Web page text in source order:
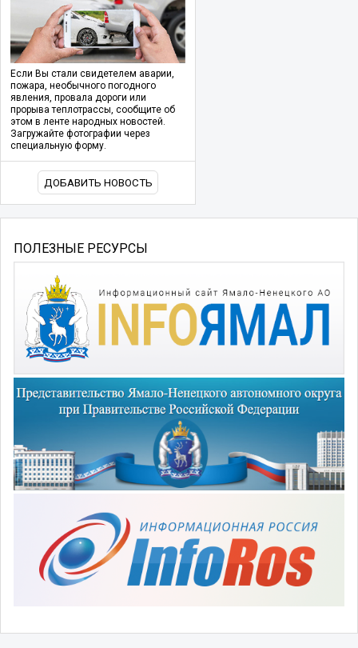
Если Вы стали свидетелем аварии,
пожара, необычного погодного
явления, провала дороги или
прорыва теплотрассы, сообщите об
этом в ленте народных новостей.
Загружайте фотографии через
специальную форму.
ДОБАВИТЬ НОВОСТЬ
ПОЛЕЗНЫЕ РЕСУРСЫ